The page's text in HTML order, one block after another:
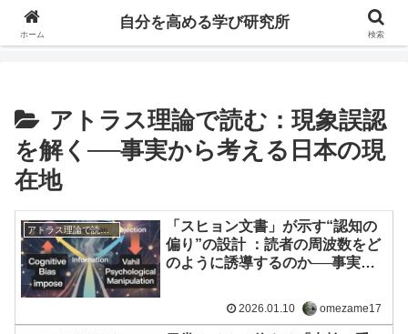
自分の価値を高めるための学びについて研究し、セミナーや情報（ブログ、動
アトラス理論で読む：現象誤認
を解く──事実から考える日本の現
在地
アトラス理論で読む：現象誤認を解く──事実から考える日本の現在地
「スヒョン文書」が示す“認知の
偏り”の設計 ：読者の周波数をど
のように誘導するのか──事実か
2026.01.10 omezame17
ホーム
自分を高める学び研究所
検索